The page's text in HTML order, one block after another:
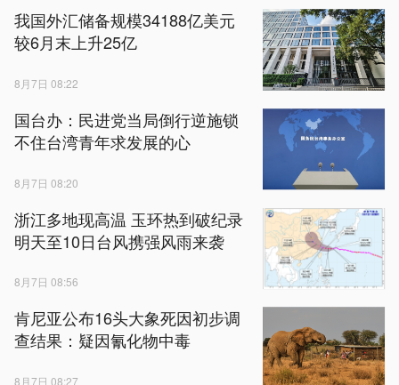
我国外汇储备规模34188亿美元
较6月末上升25亿
8月7日 08:22
国台办：民进党当局倒行逆施锁
不住台湾青年求发展的心
8月7日 08:20
浙江多地现高温 玉环热到破纪录
明天至10日台风携强风雨来袭
8月7日 08:56
肯尼亚公布16头大象死因初步调
查结果：疑因氰化物中毒
8月7日 08:27